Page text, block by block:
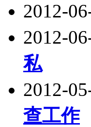
2012-
2012-
私
2012-
查工作